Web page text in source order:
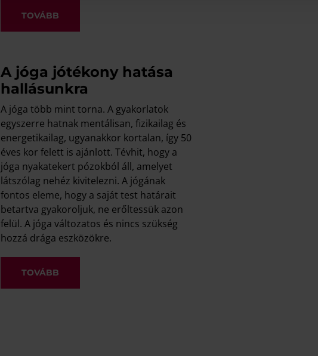
TOVÁBB
A jóga jótékony hatása
hallásunkra
A jóga több mint torna. A gyakorlatok
egyszerre hatnak mentálisan, fizikailag és
energetikailag, ugyanakkor kortalan, így 50
éves kor felett is ajánlott. Tévhit, hogy a
jóga nyakatekert pózokból áll, amelyet
látszólag nehéz kivitelezni. A jógának
fontos eleme, hogy a saját test határait
betartva gyakoroljuk, ne erőltessük azon
felül. A jóga változatos és nincs szükség
hozzá drága eszközökre.
TOVÁBB